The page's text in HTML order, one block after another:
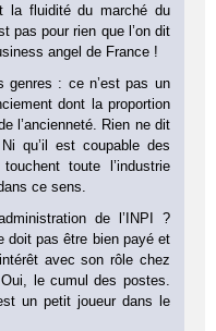
la fluidité du marché du
pas pour rien que l’on dit
angel de France !
genres : ce n’est pas un
dont la proportion
l’ancienneté. Rien ne dit
qu’il est coupable des
toute l’industrie
ce sens.
de l’INPI ?
doit pas être bien payé et
avec son rôle chez
le cumul des postes.
un petit joueur dans le